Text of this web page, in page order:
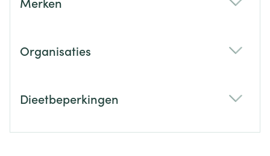
Organisaties
Dieetbeperkingen